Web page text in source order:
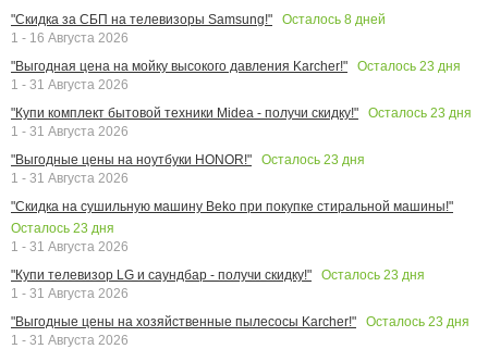
"Скидка за СБП на телевизоры Samsung!"
Осталось 8 дней
1 - 16 Августа 2026
"Выгодная цена на мойку высокого давления Karcher!"
Осталось 23 дня
1 - 31 Августа 2026
"Купи комплект бытовой техники Midea - получи скидку!"
Осталось 23 дня
1 - 31 Августа 2026
"Выгодные цены на ноутбуки HONOR!"
Осталось 23 дня
1 - 31 Августа 2026
"Скидка на сушильную машину Beko при покупке стиральной машины!"
Осталось 23 дня
1 - 31 Августа 2026
"Купи телевизор LG и саундбар - получи скидку!"
Осталось 23 дня
1 - 31 Августа 2026
"Выгодные цены на хозяйственные пылесосы Karcher!"
Осталось 23 дня
1 - 31 Августа 2026